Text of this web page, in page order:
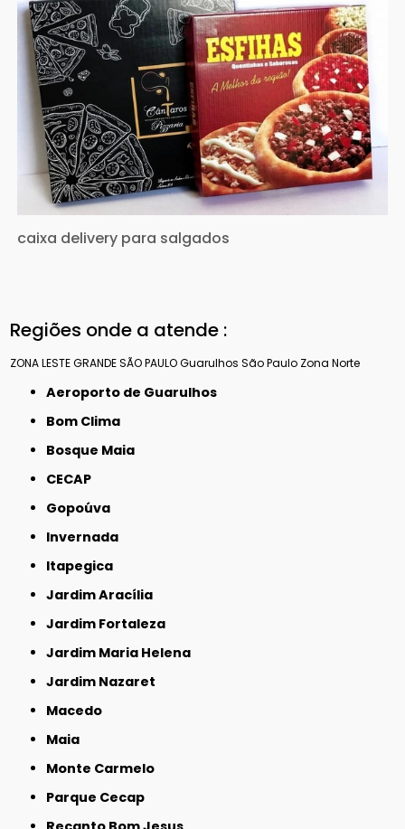
caixa delivery para salgados
Regiões onde a atende :
ZONA LESTEGRANDE SÃO PAULOGuarulhos São Paulo Zona Norte
Aeroporto de Guarulhos
Bom Clima
Bosque Maia
CECAP
Gopoúva
Invernada
Itapegica
Jardim Aracília
Jardim Fortaleza
Jardim Maria Helena
Jardim Nazaret
Macedo
Maia
Monte Carmelo
Parque Cecap